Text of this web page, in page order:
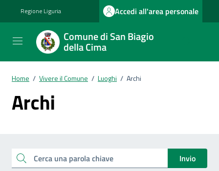
Regione Liguria Accedi all'area personale
Comune di San Biagio
della Cima
Home / Vivere il Comune / Luoghi / Archi
Archi
Esplora tutti i documenti
Cerca una parola chiave
Invio